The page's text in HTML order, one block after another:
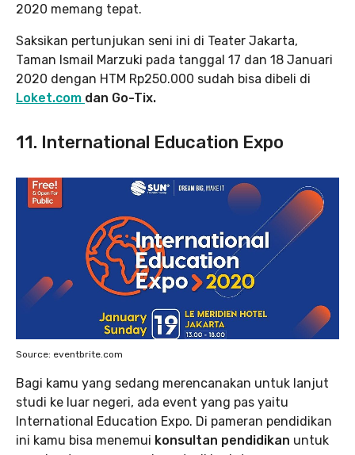
2020 memang tepat.
Saksikan pertunjukan seni ini di Teater Jakarta,
Taman Ismail Marzuki pada tanggal 17 dan 18 Januari
2020 dengan HTM Rp250.000 sudah bisa dibeli di
Loket.com dan Go-Tix.
11. International Education Expo
Source: eventbrite.com
Bagi kamu yang sedang merencanakan untuk lanjut
studi ke luar negeri, ada event yang pas yaitu
International Education Expo. Di pameran pendidikan
ini kamu bisa menemui konsultan pendidikan untuk